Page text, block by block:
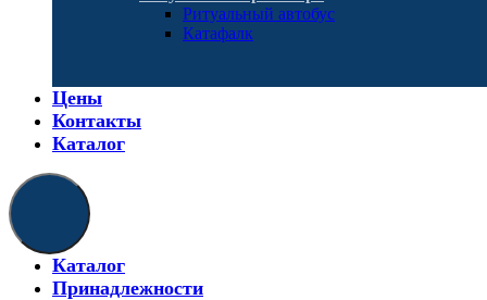
Ритуальный автобус
Катафалк
Цены
Контакты
Каталог
Каталог
Принадлежности